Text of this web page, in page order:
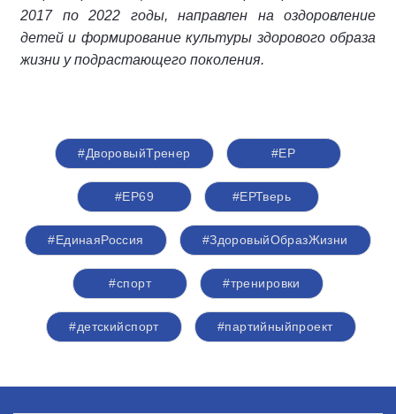
2017 по 2022 годы, направлен на оздоровление
детей и формирование культуры здорового образа
жизни у подрастающего поколения.
#ДворовыйТренер #ЕР
#ЕР69 #ЕРТверь
#ЕдинаяРоссия #ЗдоровыйОбразЖизни
#спорт #тренировки
#детскийспорт #партийныйпроект